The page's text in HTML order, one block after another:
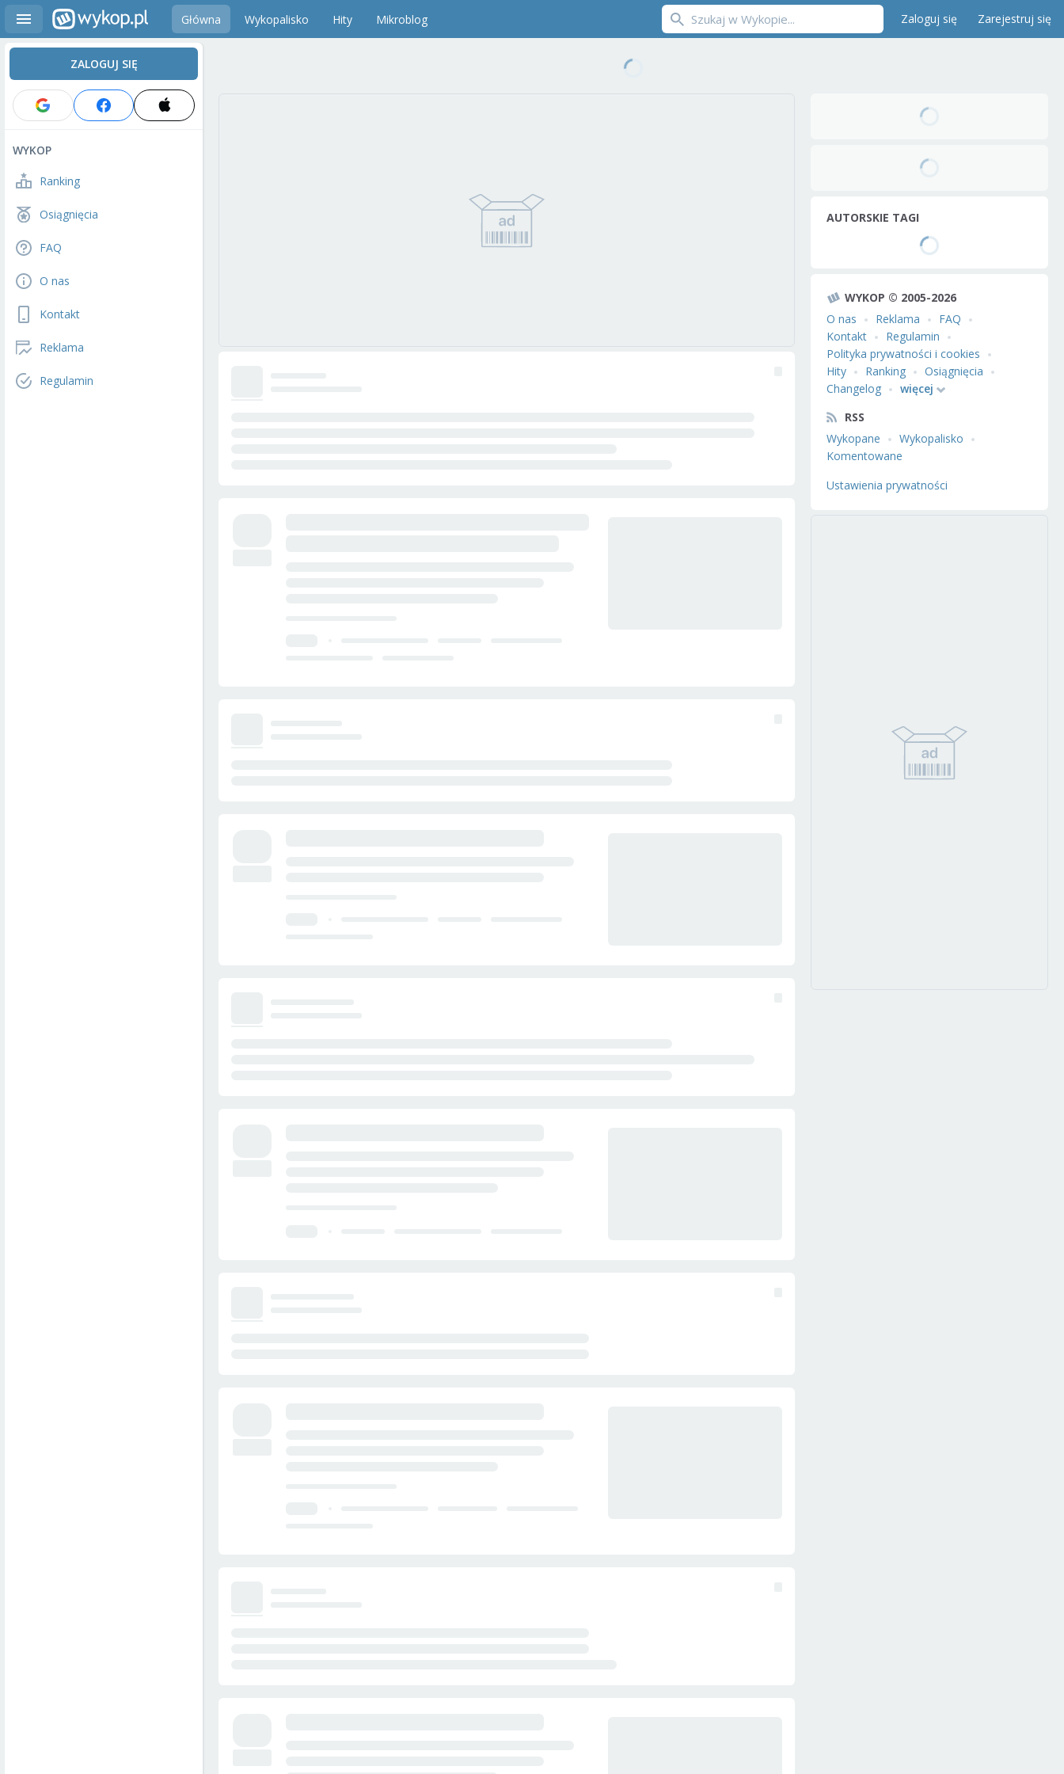
Główna Wykopalisko Hity Mikroblog Zaloguj się Zarejestruj się
ZALOGUJ SIĘ
WYKOP
Ranking
Osiągnięcia
FAQ
O nas
Kontakt
Reklama
Regulamin
AUTORSKIE TAGI
WYKOP © 2005-2026
O nas
Reklama
FAQ
Kontakt
Regulamin
Polityka prywatności i cookies
Hity
Ranking
Osiągnięcia
Changelog
więcej
RSS
Wykopane
Wykopalisko
Komentowane
Ustawienia prywatności